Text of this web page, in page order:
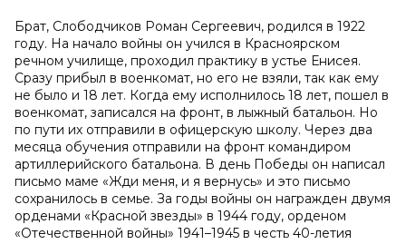
Брат, Слободчиков Роман Сергеевич, родился в 1922
году. На начало войны он учился в Красноярском
речном училище, проходил практику в устье Енисея.
Сразу прибыл в военкомат, но его не взяли, так как ему
не было и 18 лет. Когда ему исполнилось 18 лет, пошел в
военкомат, записался на фронт, в лыжный батальон. Но
по пути их отправили в офицерскую школу. Через два
месяца обучения отправили на фронт командиром
артиллерийского батальона. В день Победы он написал
письмо маме «Жди меня, и я вернусь» и это письмо
сохранилось в семье. За годы войны он награжден двумя
орденами «Красной звезды» в 1944 году, орденом
«Отечественной войны» 1941–1945 в честь 40-летия